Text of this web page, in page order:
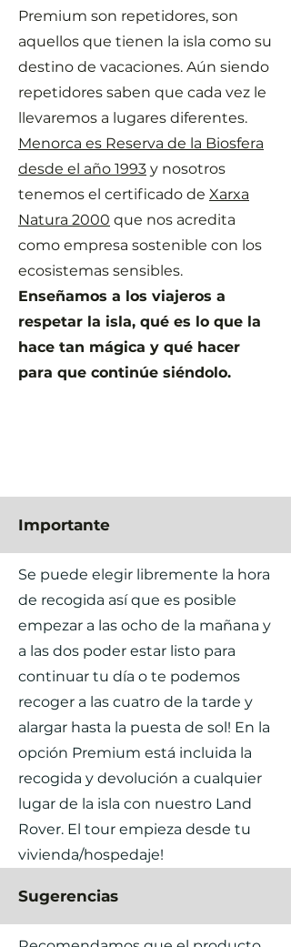
Premium son repetidores, son
aquellos que tienen la isla como su
destino de vacaciones. Aún siendo
repetidores saben que cada vez le
llevaremos a lugares diferentes.
Menorca es Reserva de la Biosfera
desde el año 1993 y nosotros
tenemos el certificado de Xarxa
Natura 2000 que nos acredita
como empresa sostenible con los
ecosistemas sensibles.
Enseñamos a los viajeros a
respetar la isla, qué es lo que la
hace tan mágica y qué hacer
para que continúe siéndolo.
Importante
Se puede elegir libremente la hora
de recogida así que es posible
empezar a las ocho de la mañana y
a las dos poder estar listo para
continuar tu día o te podemos
recoger a las cuatro de la tarde y
alargar hasta la puesta de sol! En la
opción Premium está incluida la
recogida y devolución a cualquier
lugar de la isla con nuestro Land
Rover. El tour empieza desde tu
vivienda/hospedaje!
Sugerencias